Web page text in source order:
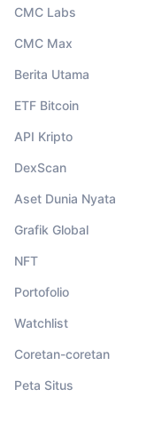
CMC Labs
CMC Max
Berita Utama
ETF Bitcoin
API Kripto
DexScan
Aset Dunia Nyata
Grafik Global
NFT
Portofolio
Watchlist
Coretan-coretan
Peta Situs